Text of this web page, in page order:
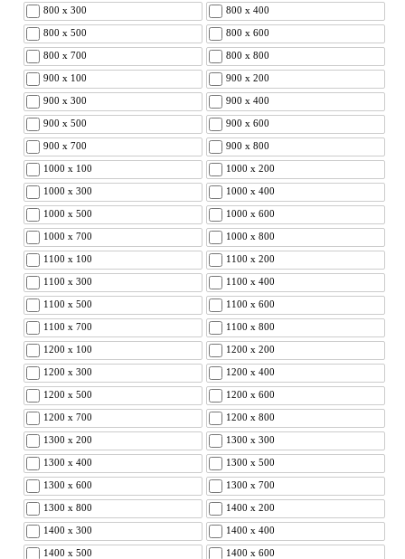
800 x 300 800 x 400
800 x 500 800 x 600
800 x 700 800 x 800
900 x 100 900 x 200
900 x 300 900 x 400
900 x 500 900 x 600
900 x 700 900 x 800
1000 x 100 1000 x 200
1000 x 300 1000 x 400
1000 x 500 1000 x 600
1000 x 700 1000 x 800
1100 x 100 1100 x 200
1100 x 300 1100 x 400
1100 x 500 1100 x 600
1100 x 700 1100 x 800
1200 x 100 1200 x 200
1200 x 300 1200 x 400
1200 x 500 1200 x 600
1200 x 700 1200 x 800
1300 x 200 1300 x 300
1300 x 400 1300 x 500
1300 x 600 1300 x 700
1300 x 800 1400 x 200
1400 x 300 1400 x 400
1400 x 500 1400 x 600